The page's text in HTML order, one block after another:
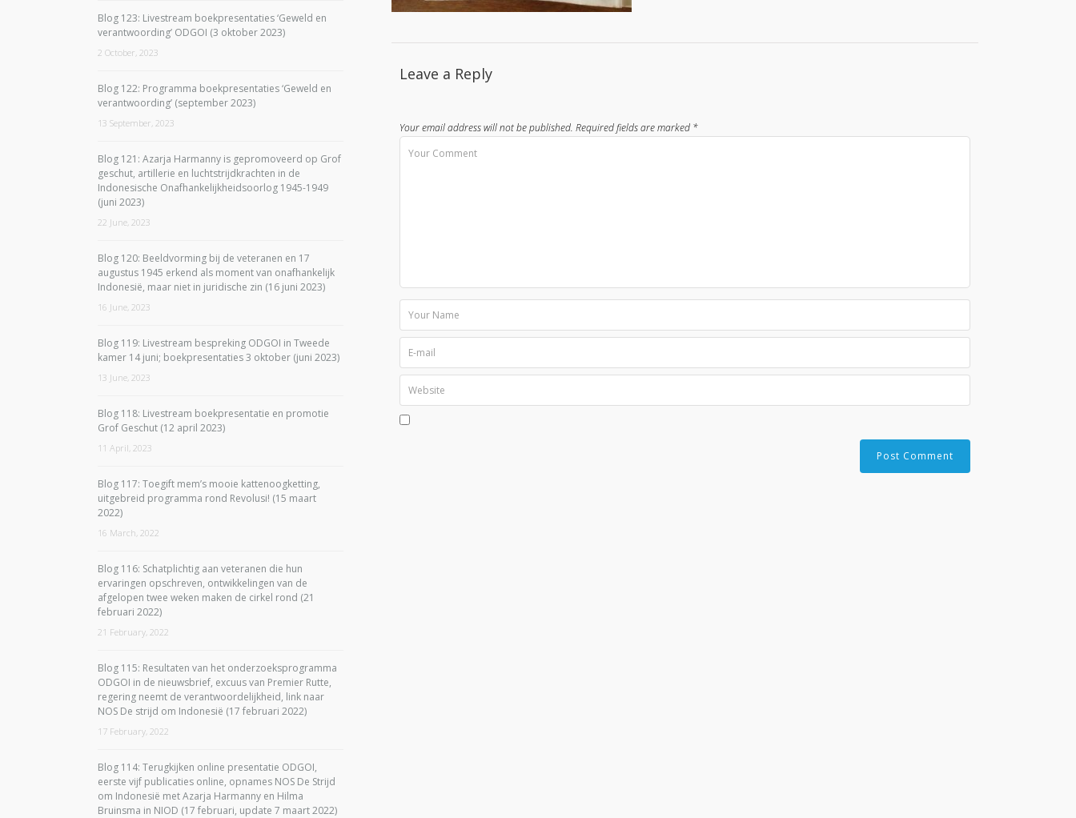
Leave a Reply
Your email address will not be published. Required fields are marked *
Blog 123: Livestream boekpresentaties ‘Geweld en
verantwoording’ ODGOI (3 oktober 2023)
2 October, 2023
Blog 122: Programma boekpresentaties ‘Geweld en
verantwoording’ (september 2023)
13 September, 2023
Blog 121: Azarja Harmanny is gepromoveerd op Grof
geschut, artillerie en luchtstrijdkrachten in de
Indonesische Onafhankelijkheidsoorlog 1945-1949
(juni 2023)
22 June, 2023
Blog 120: Beeldvorming bij de veteranen en 17
augustus 1945 erkend als moment van onafhankelijk
Indonesië, maar niet in juridische zin (16 juni 2023)
16 June, 2023
Blog 119: Livestream bespreking ODGOI in Tweede
kamer 14 juni; boekpresentaties 3 oktober (juni 2023)
13 June, 2023
Blog 118: Livestream boekpresentatie en promotie
Grof Geschut (12 april 2023)
11 April, 2023
Blog 117: Toegift mem’s mooie kattenoogketting,
uitgebreid programma rond Revolusi! (15 maart
2022)
16 March, 2022
Blog 116: Schatplichtig aan veteranen die hun
ervaringen opschreven, ontwikkelingen van de
afgelopen twee weken maken de cirkel rond (21
februari 2022)
21 February, 2022
Blog 115: Resultaten van het onderzoeksprogramma
ODGOI in de nieuwsbrief, excuus van Premier Rutte,
regering neemt de verantwoordelijkheid, link naar
NOS De strijd om Indonesië (17 februari 2022)
17 February, 2022
Blog 114: Terugkijken online presentatie ODGOI,
eerste vijf publicaties online, opnames NOS De Strijd
om Indonesië met Azarja Harmanny en Hilma
Bruinsma in NIOD (17 februari, update 7 maart 2022)